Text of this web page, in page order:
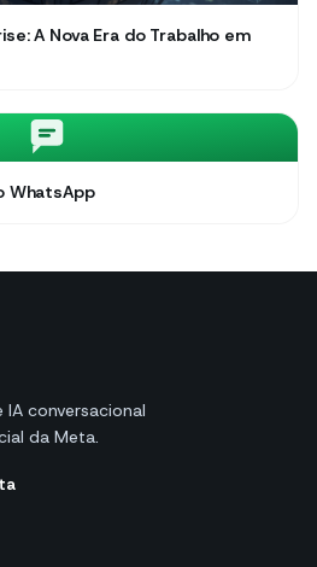
A Nova Era do Trabalho em
WhatsApp
conversacional
da Meta.